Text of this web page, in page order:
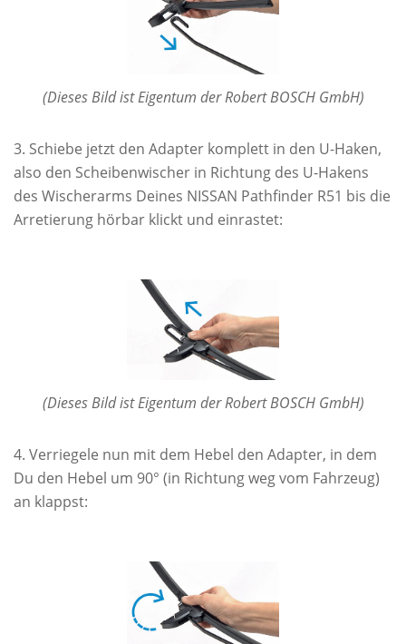
(Dieses Bild ist Eigentum der Robert BOSCH GmbH)
Schiebe jetzt den Adapter komplett in den U-Haken,
also den Scheibenwischer in Richtung des U-Hakens
des Wischerarms Deines NISSAN Pathfinder R51 bis die
Arretierung hörbar klickt und einrastet:
(Dieses Bild ist Eigentum der Robert BOSCH GmbH)
Verriegele nun mit dem Hebel den Adapter, in dem
Du den Hebel um 90° (in Richtung weg vom Fahrzeug)
an klappst: